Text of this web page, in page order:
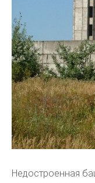
Недостроенная